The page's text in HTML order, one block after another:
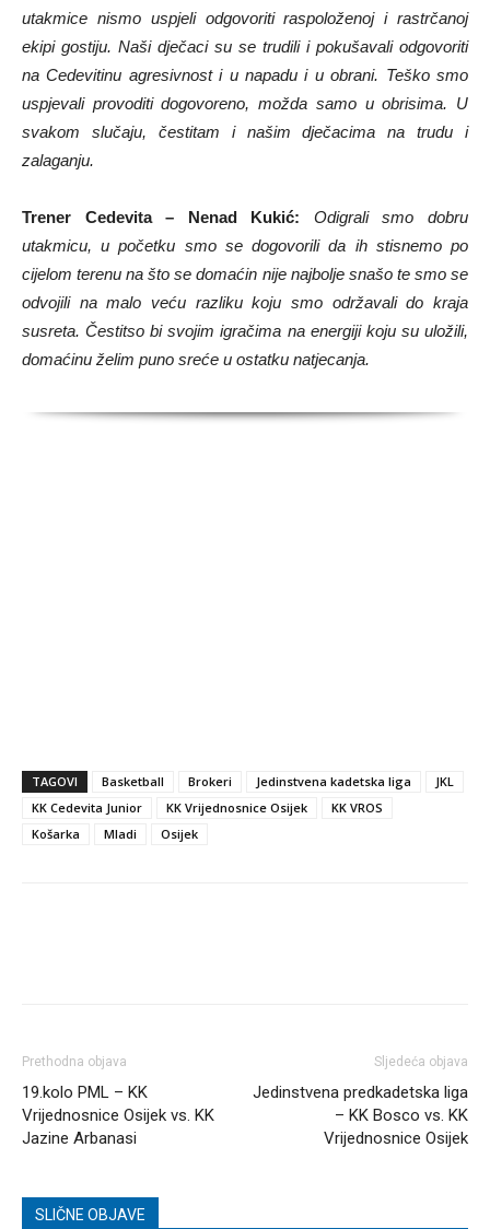
utakmice nismo uspjeli odgovoriti raspoloženoj i rastrčanoj
ekipi gostiju. Naši dječaci su se trudili i pokušavali odgovoriti
na Cedevitinu agresivnost i u napadu i u obrani. Teško smo
uspjevali provoditi dogovoreno, možda samo u obrisima. U
svakom slučaju, čestitam i našim dječacima na trudu i
zalaganju.
Trener Cedevita – Nenad Kukić:
Odigrali smo dobru
utakmicu, u početku smo se dogovorili da ih stisnemo po
cijelom terenu na što se domaćin nije najbolje snašo te smo se
odvojili na malo veću razliku koju smo održavali do kraja
susreta. Čestitso bi svojim igračima na energiji koju su uložili,
domaćinu želim puno sreće u ostatku natjecanja.
TAGOVI Basketball Brokeri Jedinstvena kadetska liga
JKL
KK Cedevita Junior
KK Vrijednosnice Osijek
KK VROS
Košarka
Mladi Osijek
Prethodna objava
19.kolo PML – KK
Vrijednosnice Osijek vs. KK
Jazine Arbanasi
Sljedeća objava
Jedinstvena predkadetska liga
– KK Bosco vs. KK
Vrijednosnice Osijek
SLIČNE OBJAVE